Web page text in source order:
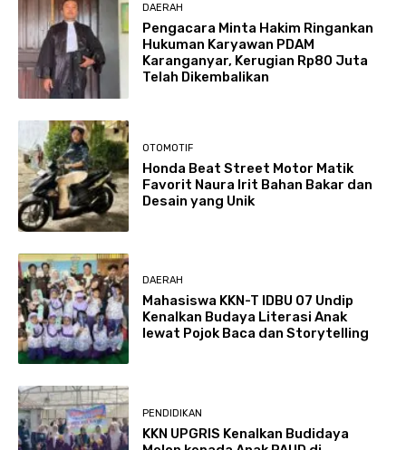
DAERAH
Pengacara Minta Hakim Ringankan
Hukuman Karyawan PDAM
Karanganyar, Kerugian Rp80 Juta
Telah Dikembalikan
OTOMOTIF
Honda Beat Street Motor Matik
Favorit Naura Irit Bahan Bakar dan
Desain yang Unik
DAERAH
Mahasiswa KKN-T IDBU 07 Undip
Kenalkan Budaya Literasi Anak
lewat Pojok Baca dan Storytelling
PENDIDIKAN
KKN UPGRIS Kenalkan Budidaya